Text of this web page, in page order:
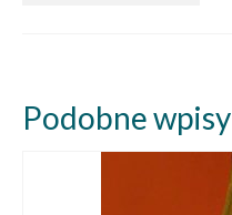
Podobne wpisy